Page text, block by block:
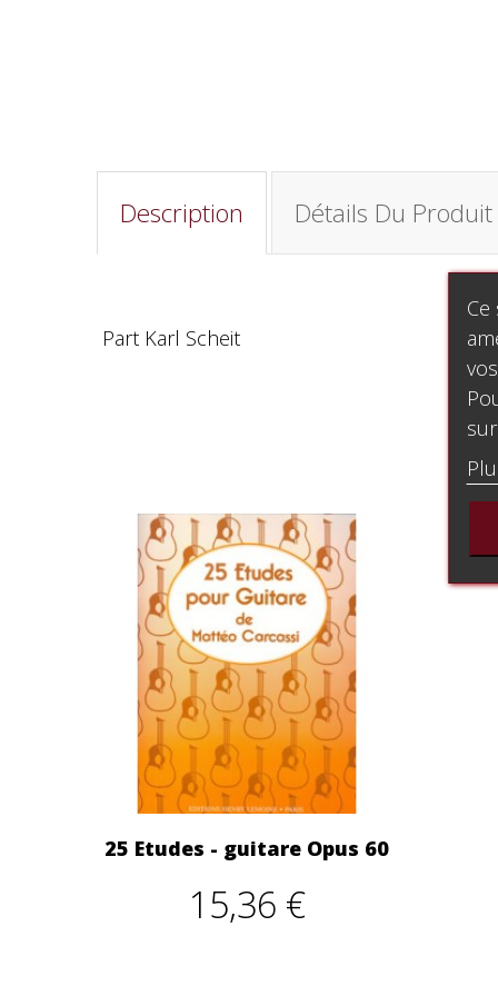
Description Détails Du Produit
Part Karl Scheit
25 Etudes - guitare Opus 60
15,36 €